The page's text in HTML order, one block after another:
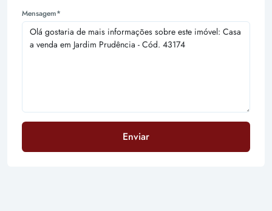
Mensagem*
Enviar